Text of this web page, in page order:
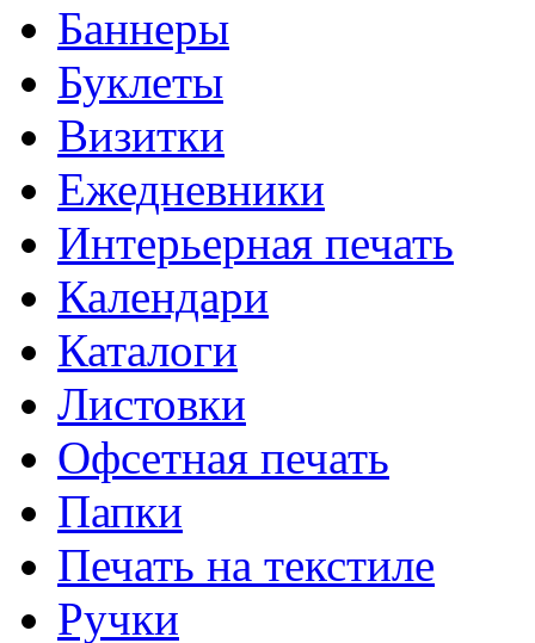
Баннеры
Буклеты
Визитки
Ежедневники
Интерьерная печать
Календари
Каталоги
Листовки
Офсетная печать
Папки
Печать на текстиле
Ручки